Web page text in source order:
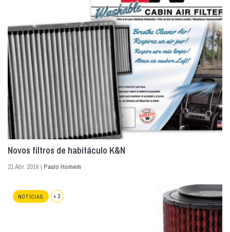
Novos filtros de habitáculo K&N
21 Abr. 2016 | Paulo Homem
NOTÍCIAS + 2